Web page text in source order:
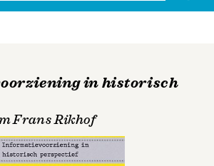
in historisch
Frans Rikhof